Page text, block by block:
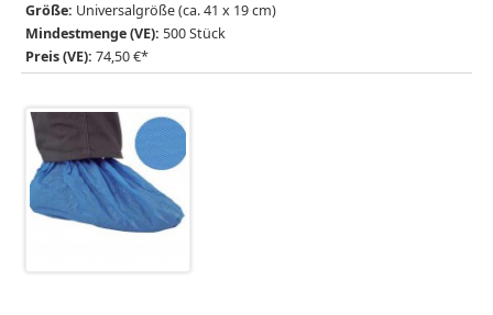
Größe: Universalgröße (ca. 41 x 19 cm)
Mindestmenge (VE): 500 Stück
Preis (VE): 74,50 €*